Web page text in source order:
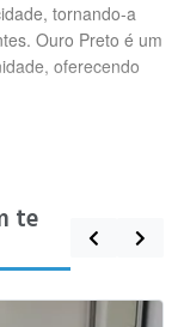
tornando-a
Ouro Preto é um
oferecendo
te